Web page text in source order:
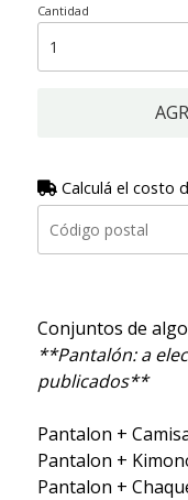
Cantidad
Calculá el costo
Conjuntos de
**Pantalón: a
publicados**
Pantalon +
Pantalon +
Pantalon +